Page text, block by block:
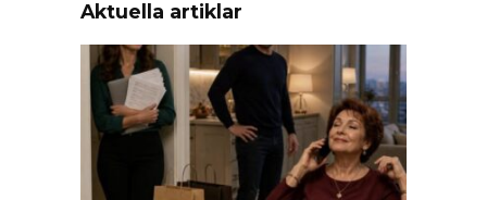
Aktuella artiklar